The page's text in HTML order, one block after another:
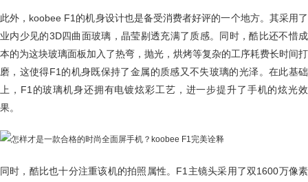
此外，koobee F1的机身设计也是备受消费者好评的一个地方。其采用了
业内少见的3D四曲面玻璃，晶莹剔透充满了质感。同时，酷比还不惜成
本的为这块玻璃面板加入了热弯，抛光，烘烤等复杂的工序耗费长时间打
磨，这使得F1的机身既保持了金属的质感又不失玻璃的光泽。在此基础
上，F1的玻璃机身还拥有电镀炫彩工艺，进一步提升了手机的炫光效
果。
同时，酷比也十分注重该机的拍照属性。F1主镜头采用了双1600万像素